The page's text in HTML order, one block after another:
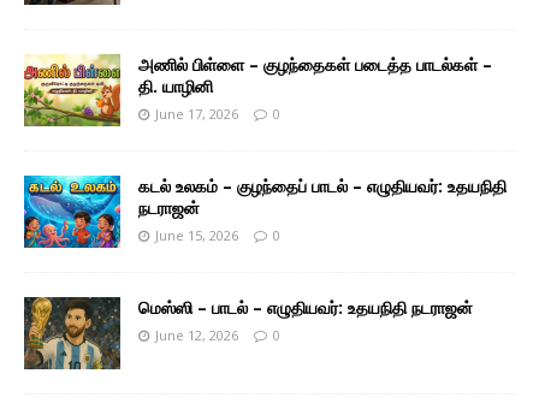
அணில் பிள்ளை – குழந்தைகள் படைத்த பாடல்கள் –
தி. யாழினி
June 17, 2026 0
கடல் உலகம் – குழந்தைப் பாடல் – எழுதியவர்: உதயநிதி
நடராஜன்
June 15, 2026 0
மெஸ்ஸி – பாடல் – எழுதியவர்: உதயநிதி நடராஜன்
June 12, 2026 0